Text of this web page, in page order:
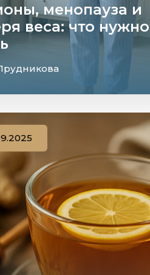
менопауза и
веса: что нужно